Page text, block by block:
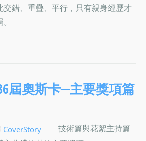
交錯、重疊、平行，只有親身經歷才
屆奧斯卡─主要獎項篇
CoverStory
技術篇與花絮主持篇